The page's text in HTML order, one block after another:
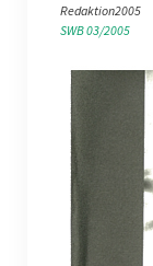
Redaktion2005
SWB 03/2005